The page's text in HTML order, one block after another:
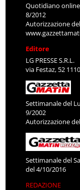
Quotidiano
8/2012
Autorizzazione
Editore
LG PRESSE S.R.L.
via Festaz, 52
Settimanale del
9/2002
Autorizzazione
Settimanale del
del 4/10/2016
REDAZIONE